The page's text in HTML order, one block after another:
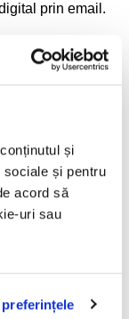
și
sociale și pentru
acord să
uri sau
prin email.
SRL